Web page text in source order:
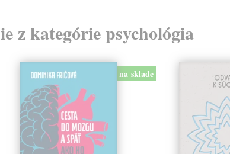
z kategórie psychológia
na sklade